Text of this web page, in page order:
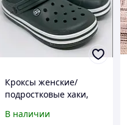
Кроксы женские/
подростковые хаки,
размеры.
В наличии